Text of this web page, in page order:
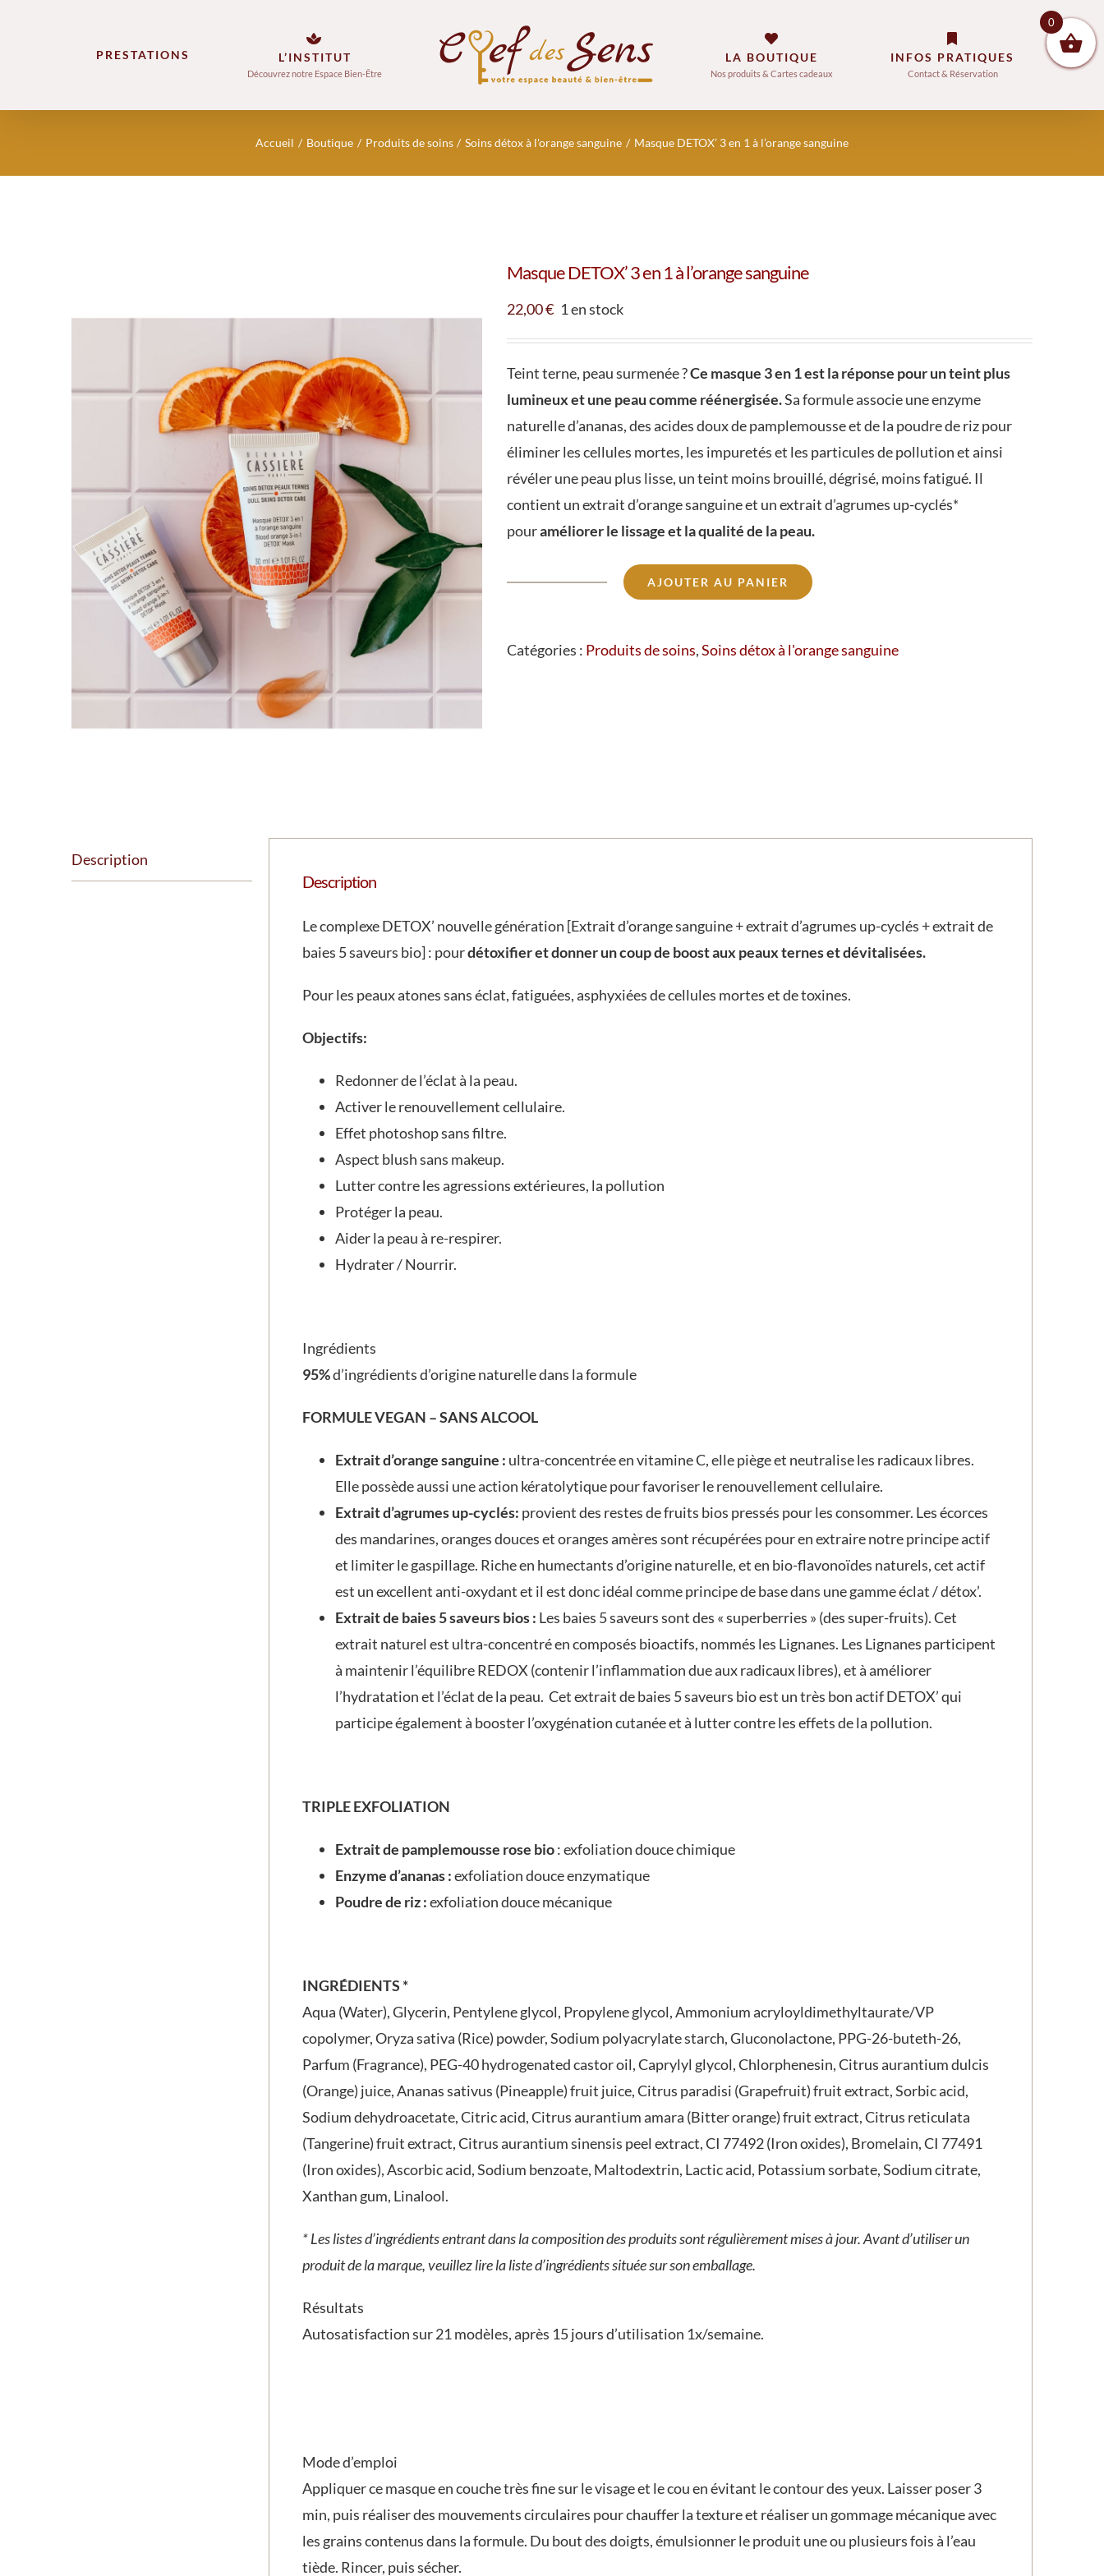
PRESTATIONS L’INSTITUT
Découvrez notre Espace Bien-Être
LA BOUTIQUE
Nos produits & Cartes cadeaux
INFOS PRATIQUES
Contact & Réservation
Accueil Boutique Produits de soins Soins détox à l'orange sanguine Masque DETOX’ 3 en 1 à l’orange sanguine
Masque DETOX’ 3 en 1 à l’orange sanguine
22,00€ 1 en stock
Teint terne, peau surmenée ?Ce masque 3 en 1 est la réponse pour un teint plus
lumineux et une peau comme réénergisée.Sa formule associe une enzyme
naturelle d’ananas, des acides doux de pamplemousse et de la poudre de riz pour
éliminer les cellules mortes, les impuretés et les particules de pollution et ainsi
révéler une peau plus lisse, un teint moins brouillé, dégrisé, moins fatigué. Il
contient un extrait d’orange sanguine et un extrait d’agrumes up-cyclés*
pouraméliorer le lissage et la qualité de la peau.
Masque
AJOUTER AU PANIER
Catégories : Produits de soins,Soins détox à l'orange sanguine
Description
Description
Le complexe DETOX’ nouvelle génération [Extrait d’orange sanguine + extrait d’agrumes up-cyclés + extrait de
baies 5 saveurs bio] : pourdétoxifier et donner un coup de boost aux peaux ternes et dévitalisées.
Pour les peaux atones sans éclat, fatiguées, asphyxiées de cellules mortes et de toxines.
Objectifs:
Redonner de l’éclat à la peau.
Activer le renouvellement cellulaire.
Effet photoshop sans filtre.
Aspect blush sans makeup.
Lutter contre les agressions extérieures, la pollution
Protéger la peau.
Aider la peau à re-respirer.
Hydrater / Nourrir.
Ingrédients
95%d’ingrédients d’origine naturelle dans la formule
FORMULE VEGAN – SANS ALCOOL
Extrait d’orange sanguine : ultra-concentrée en vitamine C, elle piège et neutralise les radicaux libres.
Elle possède aussi une action kératolytique pour favoriser le renouvellement cellulaire.
Extrait d’agrumes up-cyclés: provient des restes de fruits bios pressés pour les consommer. Les écorces
des mandarines, oranges douces et oranges amères sont récupérées pour en extraire notre principe actif
et limiter le gaspillage. Riche en humectants d’origine naturelle, et en bio-flavonoïdes naturels, cet actif
est un excellent anti-oxydant et il est donc idéal comme principe de base dans une gamme éclat / détox’.
Extrait de baies 5 saveurs bios : Les baies 5 saveurs sont des « superberries » (des super-fruits). Cet
extrait naturel est ultra-concentré en composés bioactifs, nommés les Lignanes. Les Lignanes participent
à maintenir l’équilibre REDOX (contenir l’inflammation due aux radicaux libres), et à améliorer
l’hydratation et l’éclat de la peau. Cet extrait de baies 5 saveurs bio est un très bon actif DETOX’ qui
participe également à booster l’oxygénation cutanée et à lutter contre les effets de la pollution.
TRIPLE EXFOLIATION
Extrait de pamplemousse rose bio: exfoliation douce chimique
Enzyme d’ananas :exfoliation douce enzymatique
Poudre de riz :exfoliation douce mécanique
INGRÉDIENTS *
Aqua (Water), Glycerin, Pentylene glycol, Propylene glycol, Ammonium acryloyldimethyltaurate/VP
copolymer, Oryza sativa (Rice) powder, Sodium polyacrylate starch, Gluconolactone, PPG-26-buteth-26,
Parfum (Fragrance), PEG-40 hydrogenated castor oil, Caprylyl glycol, Chlorphenesin, Citrus aurantium dulcis
(Orange) juice, Ananas sativus (Pineapple) fruit juice, Citrus paradisi (Grapefruit) fruit extract, Sorbic acid,
Sodium dehydroacetate, Citric acid, Citrus aurantium amara (Bitter orange) fruit extract, Citrus reticulata
(Tangerine) fruit extract, Citrus aurantium sinensis peel extract, CI 77492 (Iron oxides), Bromelain, CI 77491
(Iron oxides), Ascorbic acid, Sodium benzoate, Maltodextrin, Lactic acid, Potassium sorbate, Sodium citrate,
Xanthan gum, Linalool.
* Les listes d’ingrédients entrant dans la composition des produits sont régulièrement mises à jour. Avant d’utiliser un
produit de la marque, veuillez lire la liste d’ingrédients située sur son emballage.
Résultats
Autosatisfaction sur 21 modèles, après 15 jours d’utilisation 1x/semaine.
Mode d’emploi
Appliquer ce masque en couche très fine sur le visage et le cou en évitant le contour des yeux. Laisser poser 3
min, puis réaliser des mouvements circulaires pour chauffer la texture et réaliser un gommage mécanique avec
les grains contenus dans la formule. Du bout des doigts, émulsionner le produit une ou plusieurs fois à l’eau
tiède. Rincer, puis sécher.
0